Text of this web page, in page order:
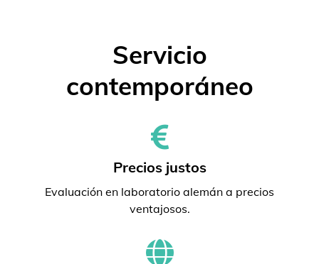
Servicio
contemporáneo
Precios justos
Evaluación en laboratorio alemán a precios
ventajosos.